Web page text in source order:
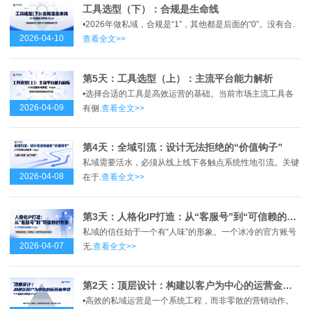
2026-04-10
工具选型（下）：合规是生命线
•2026年做私域，合规是“1”，其他都是后面的“0”。没有合.
查看全文>>
2026-04-09
第5天：工具选型（上）：主流平台能力解析
•选择合适的工具是高效运营的基础。当前市场主流工具各
有侧. 查看全文>>
2026-04-08
第4天：全域引流：设计无法拒绝的“价值钩子”
私域需要活水，必须从线上线下各触点系统性地引流。关键
在于.查看全文>>
2026-04-07
第3天：人格化IP打造：从“客服号”到“可信赖的专家”
私域的信任始于一个有“人味”的形象。一个冰冷的官方账号
无. 查看全文>>
第2天：顶层设计：构建以客户为中心的运营金字塔
•高效的私域运营是一个系统工程，而非零散的营销动作。